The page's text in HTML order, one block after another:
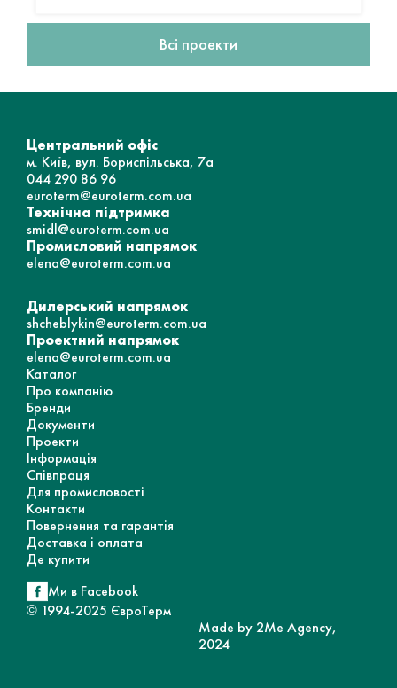
Всі проекти
Центральний офіс
м. Київ, вул. Бориспільська, 7а
044 290 86 96
euroterm@euroterm.com.ua
Технічна підтримка
smidl@euroterm.com.ua
Промисловий напрямок
elena@euroterm.com.ua
Дилерський напрямок
shcheblykin@euroterm.com.ua
Проектний напрямок
elena@euroterm.com.ua
Каталог
Про компанію
Бренди
Документи
Проекти
Інформація
Співпраця
Для промисловості
Контакти
Повернення та гарантія
Доставка і оплата
Де купити
Ми в Facebook
© 1994-2025 ЄвроТерм
Made by 2Me Agency,
2024